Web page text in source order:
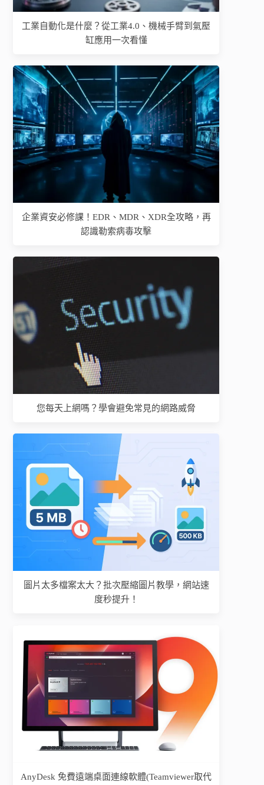
工業自動化是什麼？從工業4.0、機械手臂到氣壓
缸應用一次看懂
企業資安必修課！EDR、MDR、XDR全攻略，再
認識勒索病毒攻擊
您每天上網嗎？學會避免常見的網路威脅
圖片太多檔案太大？批次壓縮圖片教學，網站速
度秒提升！
AnyDesk 免費遠端桌面連線軟體(Teamviewer取代